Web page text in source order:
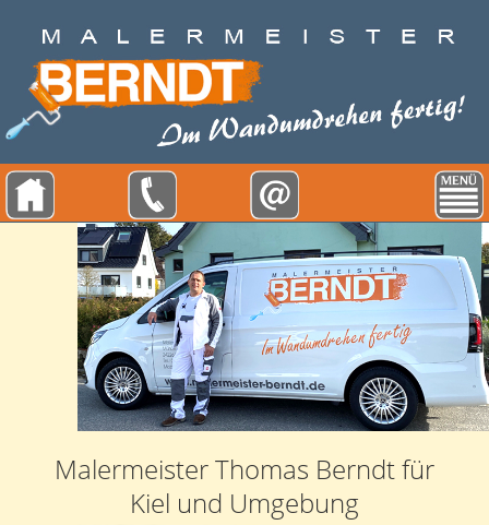
Malermeister Thomas Berndt für
Kiel und Umgebung